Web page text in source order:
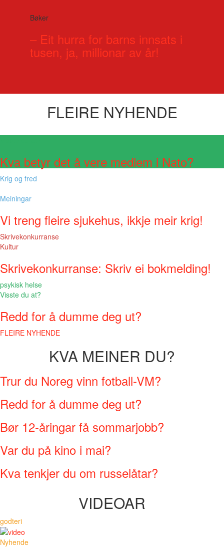
Bøker
– Eit hurra for barns innsats i
tusen, ja, millionar av år!
FLEIRE NYHENDE
Kva betyr det å vere medlem i Nato?
Krig og fred
Meiningar
Vi treng fleire sjukehus, ikkje meir krig!
Skrivekonkurranse
Kultur
Skrivekonkurranse: Skriv ei bokmelding!
psykisk helse
Visste du at?
Redd for å dumme deg ut?
FLEIRE NYHENDE
KVA MEINER DU?
Trur du Noreg vinn fotball-VM?
Redd for å dumme deg ut?
Bør 12-åringar få sommarjobb?
Var du på kino i mai?
Kva tenkjer du om russelåtar?
VIDEOAR
godteri
Nyhende